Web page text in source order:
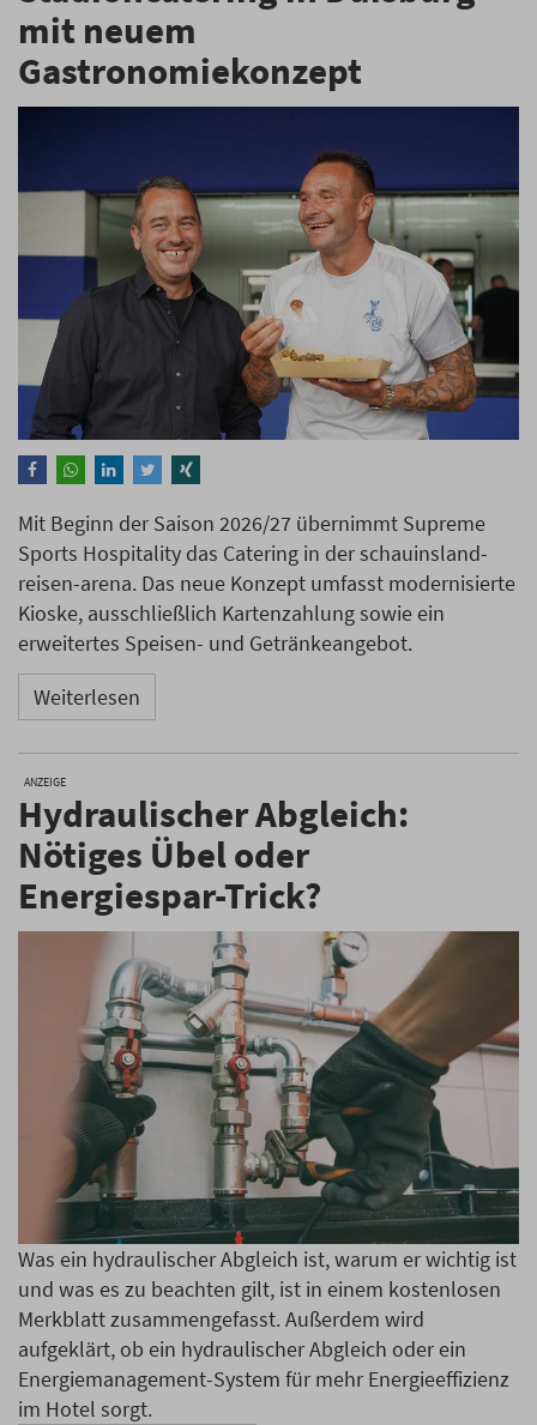
mit neuem
Gastronomiekonzept
Mit Beginn der Saison 2026/27 übernimmt Supreme
Sports Hospitality das Catering in der schauinsland-
reisen-arena. Das neue Konzept umfasst modernisierte
Kioske, ausschließlich Kartenzahlung sowie ein
erweitertes Speisen- und Getränkeangebot.
Weiterlesen
ANZEIGE
Hydraulischer Abgleich:
Nötiges Übel oder
Energiespar-Trick?
Was ein hydraulischer Abgleich ist, warum er wichtig ist
und was es zu beachten gilt, ist in einem kostenlosen
Merkblatt zusammengefasst. Außerdem wird
aufgeklärt, ob ein hydraulischer Abgleich oder ein
Energiemanagement-System für mehr Energieeffizienz
im Hotel sorgt.